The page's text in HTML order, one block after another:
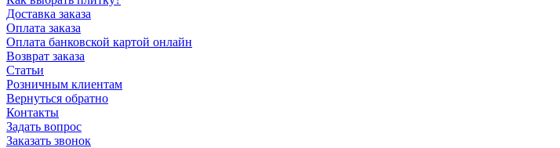
Доставка заказа
Оплата заказа
Оплата банковской картой онлайн
Возврат заказа
Статьи
Розничным клиентам
Вернуться обратно
Контакты
Задать вопрос
Заказать звонок